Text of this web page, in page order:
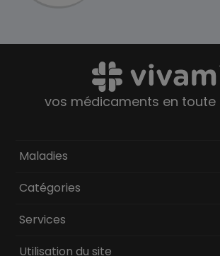
vos médicaments en toute
Maladies
Catégories
Services
Utilisation du site